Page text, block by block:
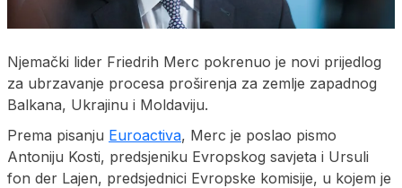
Njemački lider Friedrih Merc pokrenuo je novi prijedlog
za ubrzavanje procesa proširenja za zemlje zapadnog
Balkana, Ukrajinu i Moldaviju.
Prema pisanju Euroactiva, Merc je poslao pismo
Antoniju Kosti, predsjeniku Evropskog savjeta i Ursuli
fon der Lajen, predsjednici Evropske komisije, u kojem je